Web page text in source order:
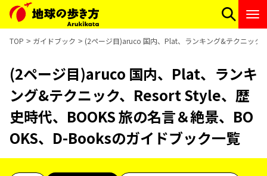
TOP ガイドブック (2ページ目)aruco 国内、Plat、ランキング&テクニック
(2ページ目)aruco 国内、Plat、ランキ
ング&テクニック、Resort Style、歴
史時代、BOOKS 旅の名言＆絶景、BO
OKS、D-Booksのガイドブック一覧